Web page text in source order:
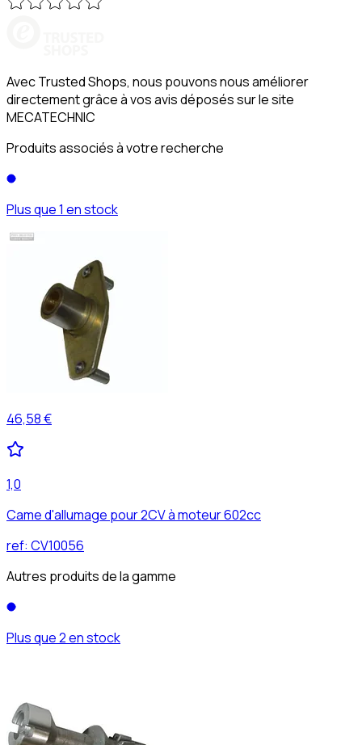
Avec Trusted Shops, nous pouvons nous améliorer
directement grâce à vos avis déposés sur le site
MECATECHNIC
Produits associés à votre recherche
Plus que 1 en stock
46,58 €
1,0
Came d'allumage pour 2CV à moteur 602cc
ref: CV10056
Autres produits de la gamme
Plus que 2 en stock